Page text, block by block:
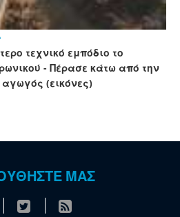
τεχνικό εμπόδιο το
- Πέρασε κάτω από την
(εικόνες)
ΜΑΣ